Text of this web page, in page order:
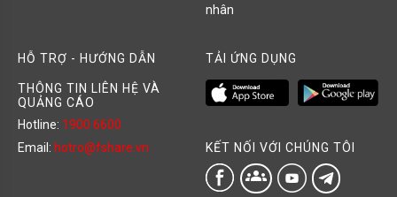
nhân
HỖ TRỢ - HƯỚNG DẪN
THÔNG TIN LIÊN HỆ VÀ
QUẢNG CÁO
Hotline: 1900 6600
Email: hotro@fshare.vn
TẢI ỨNG DỤNG
KẾT NỐI VỚI CHÚNG TÔI
groups